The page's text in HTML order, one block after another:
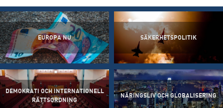
EUROPA NU SÄKERHETSPOLITIK
DEMOKRATI OCH INTERNATIONELL
RÄTTSORDNING
NÄRINGSLIV OCH GLOBALISERING